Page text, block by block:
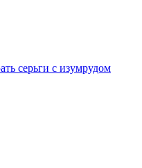
серьги с изумрудом